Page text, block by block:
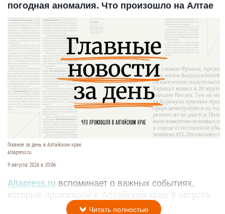
погодная аномалия. Что произошло на Алтае
Главное за день в Алтайском крае.
altapress.ru.
9 августа 2026 в 20:06
Altapress.ru вспоминает о важных событиях,
которые произошли в Алтайском крае 9 августа.
Читать полностью